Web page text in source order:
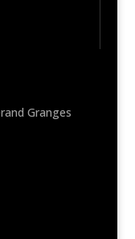
Granges